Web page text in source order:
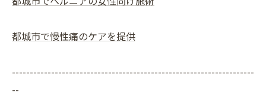
都城市で慢性痛のケアを提供
--------------------------------------------------------------------
--